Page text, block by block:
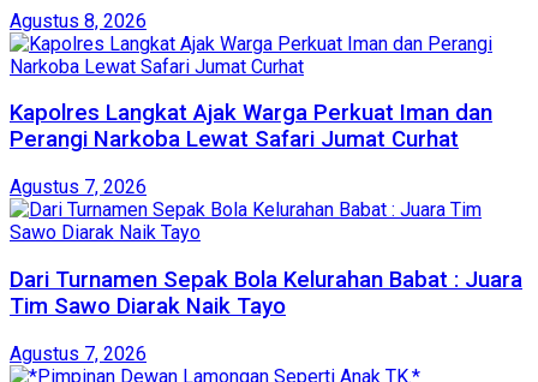
Agustus 8, 2026
Kapolres Langkat Ajak Warga Perkuat Iman dan
Perangi Narkoba Lewat Safari Jumat Curhat
Agustus 7, 2026
Dari Turnamen Sepak Bola Kelurahan Babat : Juara
Tim Sawo Diarak Naik Tayo
Agustus 7, 2026